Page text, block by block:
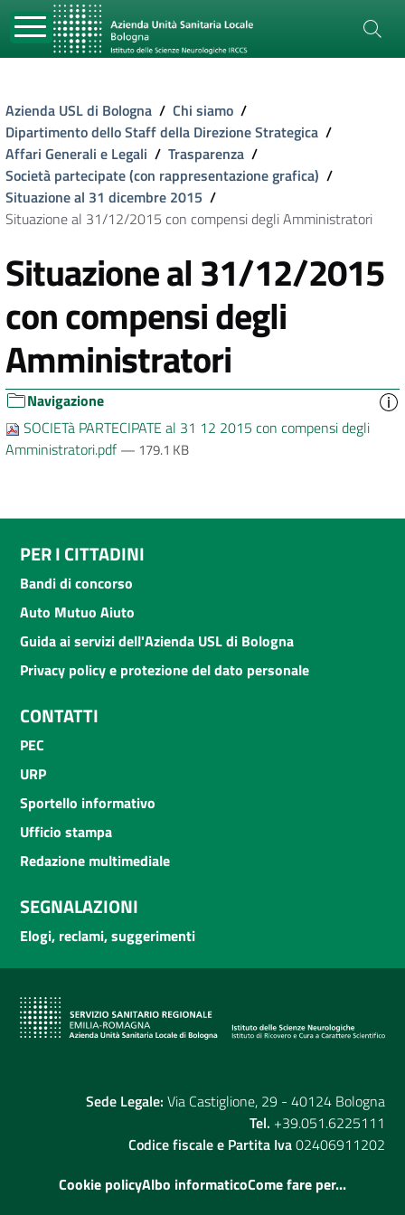
Azienda USL di Bologna / Chi siamo /
Dipartimento dello Staff della Direzione Strategica /
Affari Generali e Legali / Trasparenza /
Società partecipate (con rappresentazione grafica) /
Situazione al 31 dicembre 2015 /
Situazione al 31/12/2015 con compensi degli Amministratori
Situazione al 31/12/2015
con compensi degli
Amministratori
Navigazione
SOCIETà PARTECIPATE al 31 12 2015 con compensi degli
Amministratori.pdf— 179.1 KB
PER I CITTADINI
Bandi di concorso
Auto Mutuo Aiuto
Guida ai servizi dell'Azienda USL di Bologna
Privacy policy e protezione del dato personale
CONTATTI
PEC
URP
Sportello informativo
Ufficio stampa
Redazione multimediale
SEGNALAZIONI
Elogi, reclami, suggerimenti
Sede Legale: Via Castiglione, 29 - 40124 Bologna
Tel. +39.051.6225111
Codice fiscale e Partita Iva02406911202
Cookie policyAlbo informaticoCome fare per...